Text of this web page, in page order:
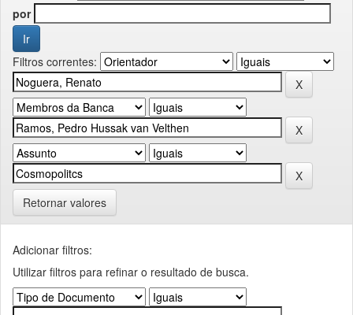
por
Filtros correntes:
Retornar valores
Adicionar filtros:
Utilizar filtros para refinar o resultado de busca.